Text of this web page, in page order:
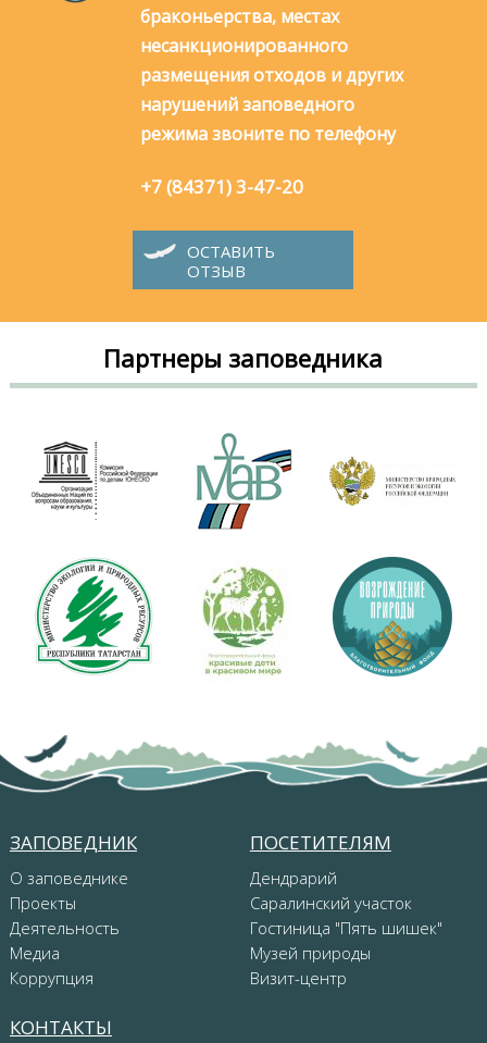
браконьерства, местах
несанкционированного
размещения отходов и других
нарушений заповедного
режима звоните по телефону
+7 (84371) 3-47-20
ОСТАВИТЬ
ОТЗЫВ
Партнеры заповедника
ЗАПОВЕДНИК
О заповеднике
Проекты
Деятельность
Медиа
Коррупция
ПОСЕТИТЕЛЯМ
Дендрарий
Саралинский участок
Гостиница "Пять шишек"
Музей природы
Визит-центр
КОНТАКТЫ